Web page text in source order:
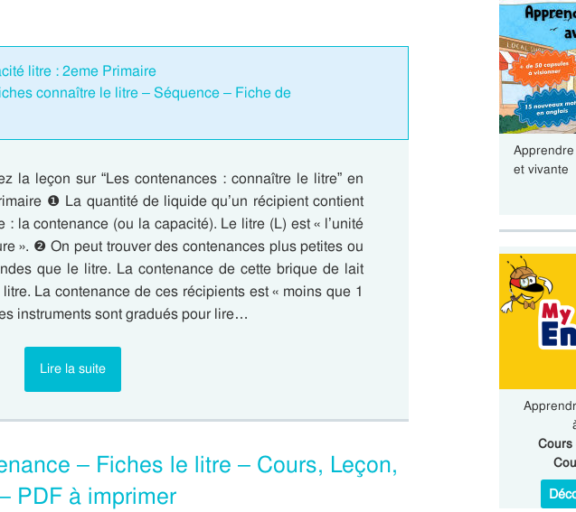
litre : 2eme Primaire
connaître le litre – Séquence – Fiche de
la leçon sur “Les contenances : connaître le litre” en
❶ La quantité de liquide qu’un récipient contient
: la contenance (ou la capacité). Le litre (L) est « l’unité
». ❷ On peut trouver des contenances plus petites ou
que le litre. La contenance de cette brique de lait
La contenance de ces récipients est « moins que 1
instruments sont gradués pour lire…
Lire la suite
– Fiches le litre – Cours, Leçon,
PDF à imprimer
et vivante